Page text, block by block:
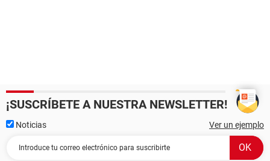
¡SUSCRÍBETE A NUESTRA NEWSLETTER!
Noticias Ver un ejemplo